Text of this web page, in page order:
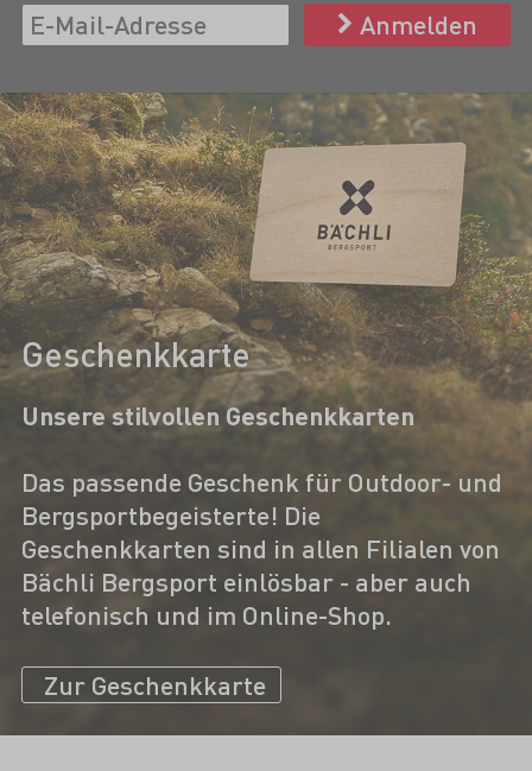
Anmelden
Geschenkkarte
Unsere stilvollen Geschenkkarten
Das passende Geschenk für Outdoor- und
Bergsportbegeisterte! Die
Geschenkkarten sind in allen Filialen von
Bächli Bergsport einlösbar - aber auch
telefonisch und im Online-Shop.
Zur Geschenkkarte